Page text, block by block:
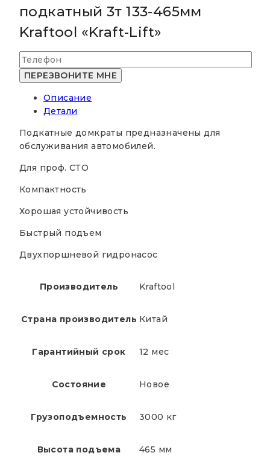
подкатный 3т 133-465мм
Kraftool «Kraft-Lift»
Описание
Детали
Подкатные домкраты предназначены для
обслуживания автомобилей.
Для проф. СТО
Компактность
Хорошая устойчивость
Быстрый подъем
Двухпоршневой гидронасос
Производитель Kraftool
Страна производитель Китай
Гарантийный срок 12 мес
Состояние Новое
Грузоподъемность 3000 кг
Высота подъема 465 мм